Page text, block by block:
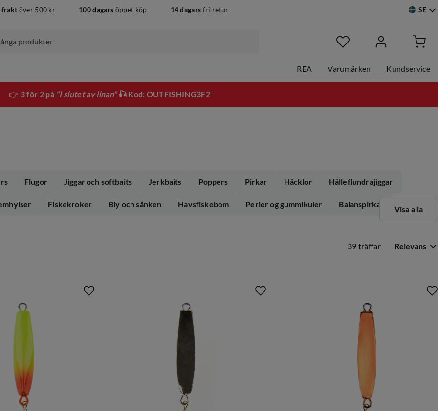
frakt över 500 kr 100 dagars öppet köp 14 dagars fri retur SE
REA Varumärken Kundservice
👉 3 för 2 på "I slutet av linan"🎣 Kod: OUTFISHING3F2
Flugor Jiggar och softbaits Jerkbaits Poppers Pirkar Häcklor Hälleflundrajiggar
Fiskekroker Bly och sänken Havsfiskebom Perler og gummikuler Balanspirkar
Visa alla
39 träffar Relevans